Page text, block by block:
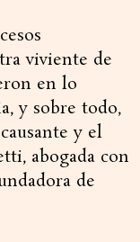
viviente de
en lo
y sobre todo,
y el
abogada con
de